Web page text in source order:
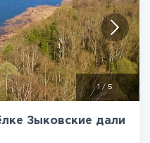
1 / 5
Зыковские дали